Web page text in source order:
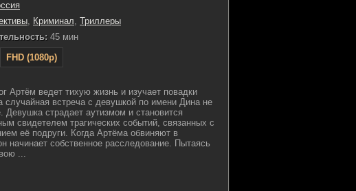
, Криминал, Триллеры
45 мин
FHD (1080p)
Артём ведет тихую жизнь и изучает повадки
случайная встреча с девушкой по имени Дина не
Девушка страдает аутизмом и становится
свидетелем трагических событий, связанных с
её подруги. Когда Артёма обвиняют в
начинает собственное расследование. Пытаясь
...